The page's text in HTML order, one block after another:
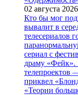
02 августа
Кто бы мог
вывалит в
телесериалов
сериал с
драму «Фейк».
телепроектов
приквел
«Теории